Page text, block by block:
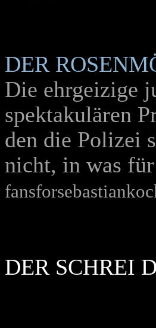
DER
Die ehrgeizige
spektakulären
den die Polizei
nicht, in was
DER SCHREI